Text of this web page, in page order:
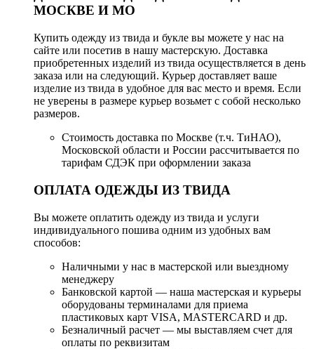
МОСКВЕ И МО
Купить одежду из твида и букле вы можете у нас на
сайте или посетив в нашу мастерскую. Доставка
приобретенных изделий из твида осуществляется в день
заказа или на следующий. Курьер доставляет ваше
изделие из твида в удобное для вас место и время. Если
не уверены в размере курьер возьмет с собой несколько
размеров.
Стоимость доставка по Москве (т.ч. ТиНАО),
Московской области и России рассчитывается по
тарифам СДЭК при оформлении заказа
ОПЛАТА ОДЕЖДЫ ИЗ ТВИДА
Вы можете оплатить одежду из твида и услуги
индивидуального пошива одним из удобных вам
способов:
Наличными у нас в мастерской или выездному
менеджеру
Банковской картой — наша мастерская и курьеры
оборудованы терминалами для приема
пластиковых карт VISA, MASTERCARD и др.
Безналичный расчет — мы выставляем счет для
оплаты по реквизитам